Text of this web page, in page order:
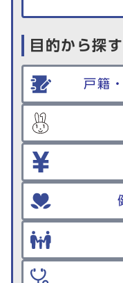
目的から探す
戸籍